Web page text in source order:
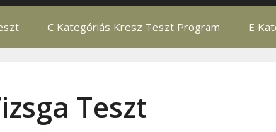
C Kategóriás Kresz Teszt Program E
Teszt